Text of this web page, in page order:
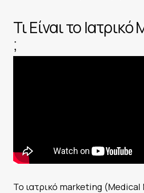
Τι Είναι το
;
Το ιατρικό marketing